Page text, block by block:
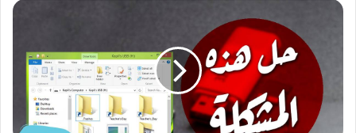
طريقة
الملفات
الفلاش
ميموري